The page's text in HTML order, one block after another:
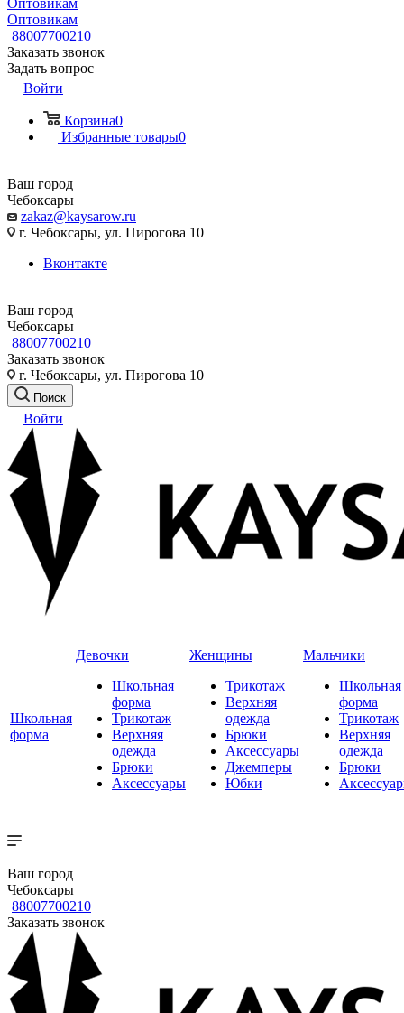
Оптовикам
Оптовикам
88007700210
Заказать звонок
Задать вопрос
Войти
Корзина0
Избранные товары0
Ваш город
Чебоксары
zakaz@kaysarow.ru
г. Чебоксары, ул. Пирогова 10
Вконтакте
Ваш город
Чебоксары
88007700210
Заказать звонок
г. Чебоксары, ул. Пирогова 10
Поиск
Войти
Школьная
форма
Девочки
Школьная
форма
Трикотаж
Верхняя
одежда
Брюки
Аксессуары
Женщины
Трикотаж
Верхняя
одежда
Брюки
Аксессуары
Джемперы
Юбки
Мальчики
Школьная
форма
Трикотаж
Верхняя
одежда
Брюки
Ваш город
Чебоксары
88007700210
Заказать звонок